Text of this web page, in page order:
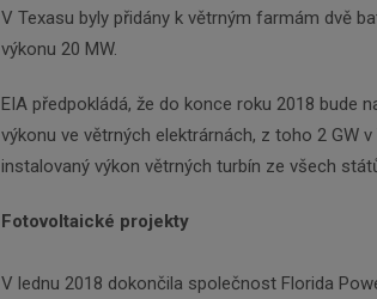
V Texasu byly přidány k větrným farmám dvě
výkonu 20 MW.
EIA předpokládá, že do konce roku 2018 bude
výkonu ve větrných elektrárnách, z toho 2 GW
instalovaný výkon větrných turbín ze všech
Fotovoltaické projekty
V lednu 2018 dokončila společnost Florida